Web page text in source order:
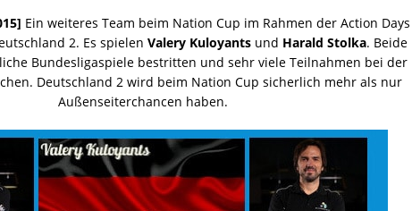
Ein weiteres Team beim Nation Cup im Rahmen der Action Days
2. Es spielenValery Kuloyants und Harald Stolka. Beide
Bundesligaspiele bestritten und sehr viele Teilnahmen bei der
Deutschland 2 wird beim Nation Cup sicherlich mehr als nur
Außenseiterchancen haben.